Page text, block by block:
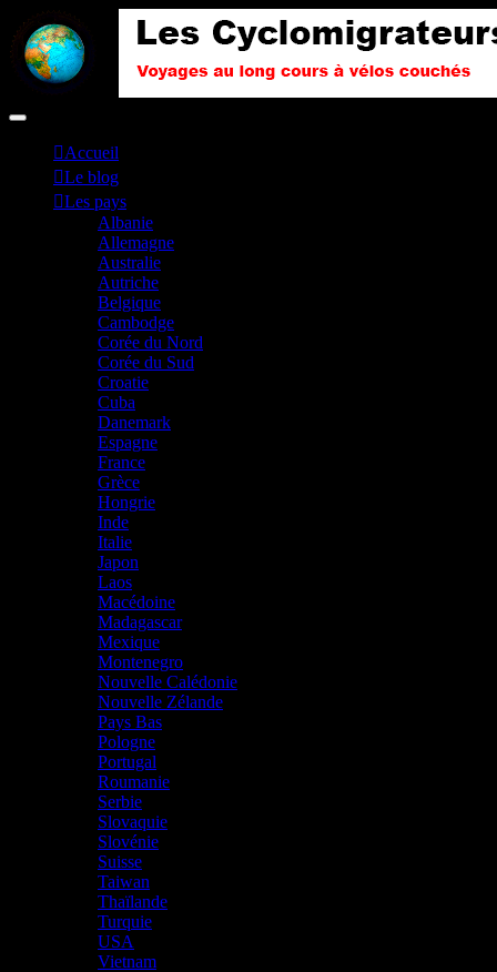
Accueil
Le blog
Les pays
Albanie
Allemagne
Australie
Autriche
Belgique
Cambodge
Corée du Nord
Corée du Sud
Croatie
Cuba
Danemark
Espagne
France
Grèce
Hongrie
Inde
Italie
Japon
Laos
Macédoine
Madagascar
Mexique
Montenegro
Nouvelle Calédonie
Nouvelle Zélande
Pays Bas
Pologne
Portugal
Roumanie
Serbie
Slovaquie
Slovénie
Suisse
Taiwan
Thaïlande
Turquie
USA
Vietnam